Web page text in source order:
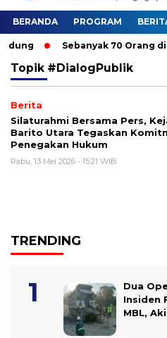
BERANDA PROGRAM
Sebanyak 70 Orang di
Topik #DialogPublik
Berita
Silaturahmi Bersama Pers,
Barito Utara Tegaskan
Penegakan Hukum
Rabu, 13 Mei 2026 - 15:21 WIB
TRENDING
Dua
Insiden
MBL,